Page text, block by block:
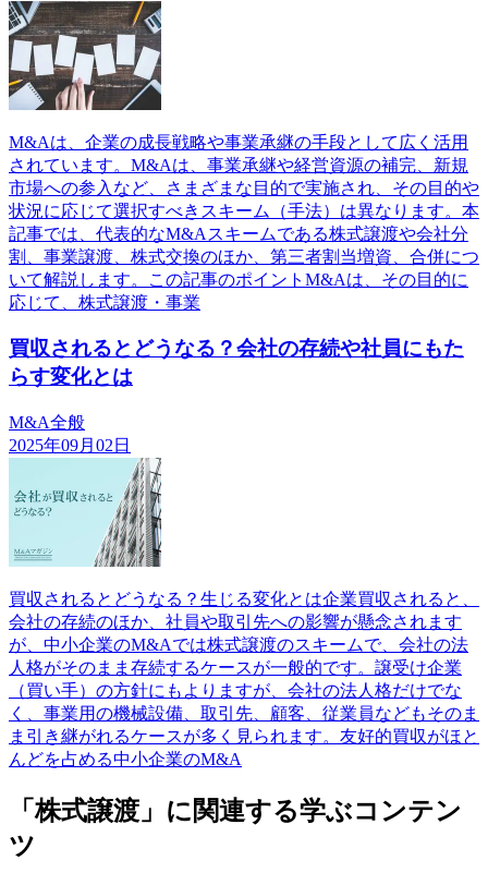
M&Aは、企業の成長戦略や事業承継の手段として広く活用
されています。M&Aは、事業承継や経営資源の補完、新規
市場への参入など、さまざまな目的で実施され、その目的や
状況に応じて選択すべきスキーム（手法）は異なります。本
記事では、代表的なM&Aスキームである株式譲渡や会社分
割、事業譲渡、株式交換のほか、第三者割当増資、合併につ
いて解説します。この記事のポイントM&Aは、その目的に
応じて、株式譲渡・事業
買収されるとどうなる？会社の存続や社員にもた
らす変化とは
M&A全般
2025年09月02日
買収されるとどうなる？生じる変化とは企業買収されると、
会社の存続のほか、社員や取引先への影響が懸念されます
が、中小企業のM&Aでは株式譲渡のスキームで、会社の法
人格がそのまま存続するケースが一般的です。譲受け企業
（買い手）の方針にもよりますが、会社の法人格だけでな
く、事業用の機械設備、取引先、顧客、従業員などもそのま
ま引き継がれるケースが多く見られます。友好的買収がほと
んどを占める中小企業のM&A
「株式譲渡」に関連する学ぶコンテン
ツ